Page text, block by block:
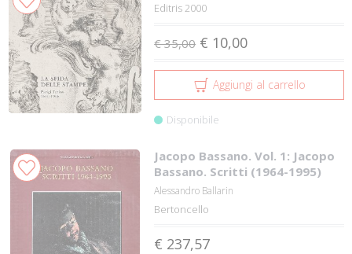
Editris 2000
€ 35,00 € 10,00
Aggiungi al carrello
Disponibile
Jacopo Bassano. Vol. 1: Jacopo
Bassano. Scritti (1964-1995)
Alessandro Ballarin
Bertoncello
€ 237,57